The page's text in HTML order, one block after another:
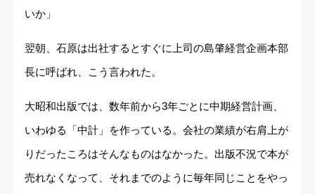
いか」
翌朝、石原は出社するとすぐに上司の島肇経営企画本部
長に呼ばれ、こう言われた。
大昭和出版では、数年前から3年ごとに中期経営計画、
いわゆる「中計」を作っている。会社の業績が右肩上が
りだったころはそんなものはなかった。出版不況で本が
売れなくなって、それまでのように毎年同じことをやっ